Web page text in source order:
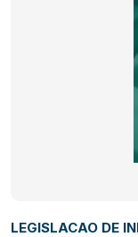
LEGISLACAO DE